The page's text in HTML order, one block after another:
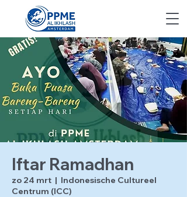
Iftar Ramadhan
zo 24 mrt
  |
Indonesische Cultureel
Centrum (ICC)